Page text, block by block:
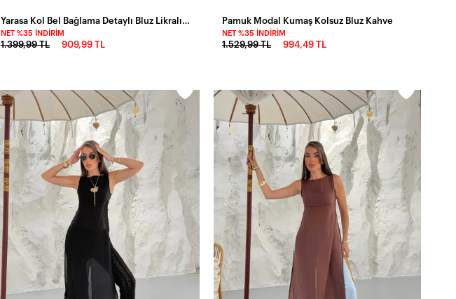
NET %35 İNDIRIM
1.399,99 TL 909,99 TL
Pamuk Modal Kumaş Kolsuz Bluz Kahve
NET %35 İNDIRIM
1.529,99 TL 994,49 TL